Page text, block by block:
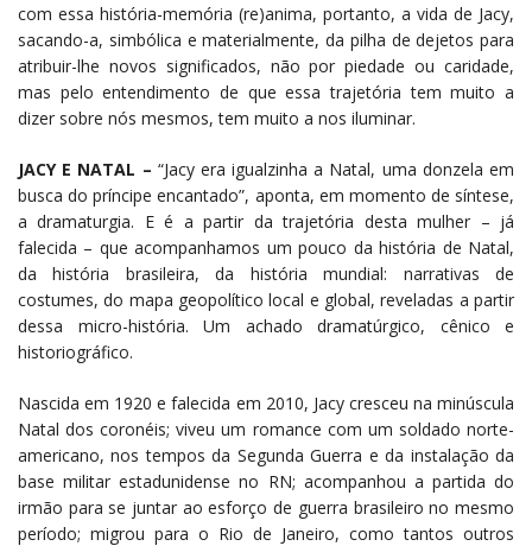
com essa história-memória (re)anima, portanto, a vida de Jacy,
sacando-a, simbólica e materialmente, da pilha de dejetos para
atribuir-lhe novos significados, não por piedade ou caridade,
mas pelo entendimento de que essa trajetória tem muito a
dizer sobre nós mesmos, tem muito a nos iluminar.
JACY E NATAL – “Jacy era igualzinha a Natal, uma donzela em
busca do príncipe encantado”, aponta, em momento de síntese,
a dramaturgia. E é a partir da trajetória desta mulher – já
falecida – que acompanhamos um pouco da história de Natal,
da história brasileira, da história mundial: narrativas de
costumes, do mapa geopolítico local e global, reveladas a partir
dessa micro-história. Um achado dramatúrgico, cênico e
historiográfico.
Nascida em 1920 e falecida em 2010, Jacy cresceu na minúscula
Natal dos coronéis; viveu um romance com um soldado norte-
americano, nos tempos da Segunda Guerra e da instalação da
base militar estadunidense no RN; acompanhou a partida do
irmão para se juntar ao esforço de guerra brasileiro no mesmo
período; migrou para o Rio de Janeiro, como tantos outros